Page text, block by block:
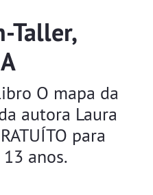
Taller,
O mapa da
autora Laura
para
anos.